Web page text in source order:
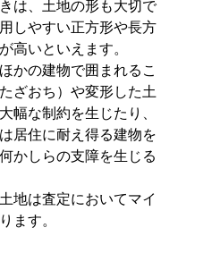
は、土地の形も大切で
しやすい正方形や長方
高いといえます。
かの建物で囲まれるこ
ざおち）や変形した土
幅な制約を生じたり、
居住に耐え得る建物を
かしらの支障を生じる
地は査定においてマイ
ます。